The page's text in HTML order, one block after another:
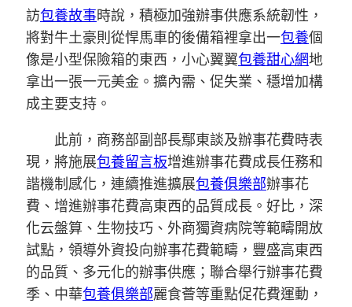
訪包養故事時說，積極加強辦事供應系統韌性，
將對牛土豪則從悍馬車的後備箱裡拿出一包養個
像是小型保險箱的東西，小心翼翼包養甜心網地
拿出一張一元美金。擴內需、促失業、穩增加構
成主要支持。
此前，商務部副部長鄢東談及辦事花費時表
現，將施展包養留言板增進辦事花費成長任務和
諧機制感化，連續推進擴展包養俱樂部辦事花
費、增進辦事花費高東西的品質成長。好比，深
化云盤算、生物技巧、外商獨資病院等範疇開放
試點，領導外資投向辦事花費範疇，豐盛高東西
的品質、多元化的辦事供應；聯合舉行辦事花費
季、中華包養俱樂部麗食薈等重點促花費運動，